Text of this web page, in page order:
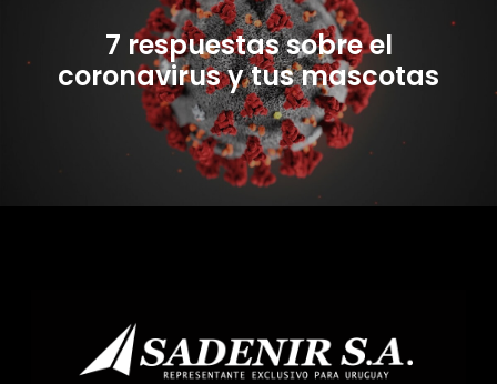
7 respuestas sobre el
coronavirus y tus mascotas